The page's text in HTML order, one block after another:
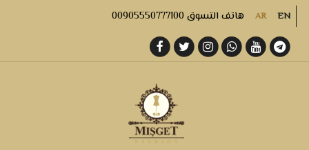
AR EN هاتف التسوق 00905550777100